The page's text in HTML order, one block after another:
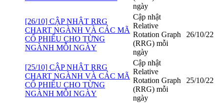
ngày
[26/10] CẬP NHẬT RRG
CHART NGÀNH VÀ CÁC MÃ
CỔ PHIẾU CHO TỪNG
NGÀNH MỖI NGÀY
Cập nhật
Relative
Rotation Graph
(RRG) mỗi
ngày
26/10/22
[25/10] CẬP NHẬT RRG
CHART NGÀNH VÀ CÁC MÃ
CỔ PHIẾU CHO TỪNG
NGÀNH MỖI NGÀY
Cập nhật
Relative
Rotation Graph
(RRG) mỗi
ngày
25/10/22